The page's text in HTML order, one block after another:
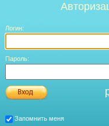
Логин:
Пароль:
Запомнить меня